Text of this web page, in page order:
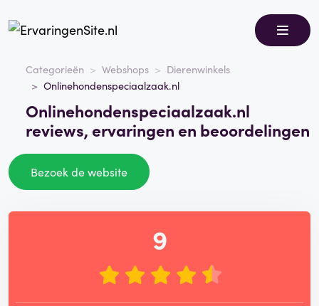
Categorieën Webshops
Dierenwinkels
Onlinehondenspeciaalzaak.nl
Onlinehondenspeciaalzaak.nl
reviews, ervaringen en beoordelingen
Bezoek de website
9